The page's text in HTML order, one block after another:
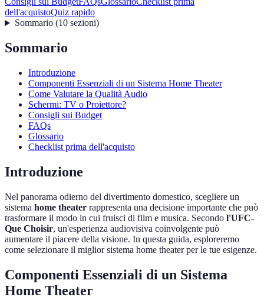
dell'acquistoQuiz rapido
Sommario(10 sezioni)
Sommario
Introduzione
Componenti Essenziali di un Sistema Home Theater
Come Valutare la Qualità Audio
Schermi: TV o Proiettore?
Consigli sui Budget
FAQs
Glossario
Checklist prima dell'acquisto
Introduzione
Nel panorama odierno del divertimento domestico, scegliere un
sistema home theater rappresenta una decisione importante che può
trasformare il modo in cui fruisci di film e musica. Secondo l'UFC-
Que Choisir, un'esperienza audiovisiva coinvolgente può
aumentare il piacere della visione. In questa guida, esploreremo
come selezionare il miglior sistema home theater per le tue esigenze.
Componenti Essenziali di un Sistema
Home Theater